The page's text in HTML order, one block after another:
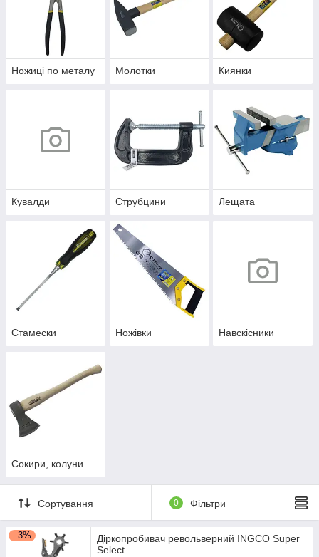
Ножиці по металу Молотки Киянки
Кувалди Струбцини Лещата
Стамески Ножівки Навскісники
Сокири, колуни
Сортування 0 Фільтри
–3%
Діркопробивач револьверний INGCO Super
Select